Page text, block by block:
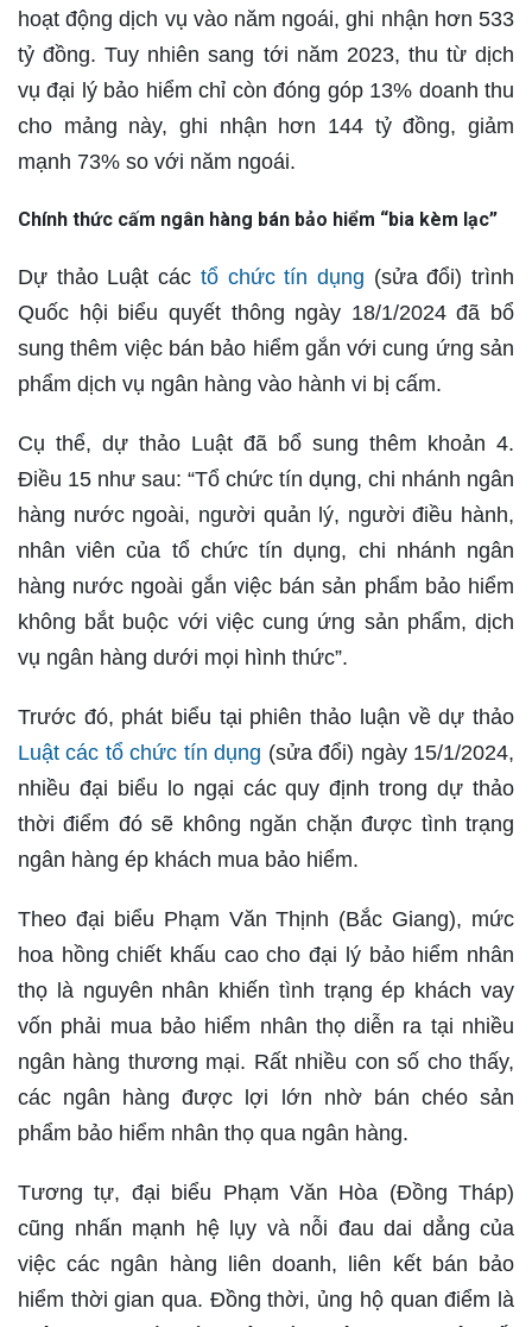
hoạt động dịch vụ vào năm ngoái, ghi nhận hơn 533
tỷ đồng. Tuy nhiên sang tới năm 2023, thu từ dịch
vụ đại lý bảo hiểm chỉ còn đóng góp 13% doanh thu
cho mảng này, ghi nhận hơn 144 tỷ đồng, giảm
mạnh 73% so với năm ngoái.
Chính thức cấm ngân hàng bán bảo hiểm “bia kèm lạc”
Dự thảo Luật các tổ chức tín dụng (sửa đổi) trình
Quốc hội biểu quyết thông ngày 18/1/2024 đã bổ
sung thêm việc bán bảo hiểm gắn với cung ứng sản
phẩm dịch vụ ngân hàng vào hành vi bị cấm.
Cụ thể, dự thảo Luật đã bổ sung thêm khoản 4.
Điều 15 như sau: “Tổ chức tín dụng, chi nhánh ngân
hàng nước ngoài, người quản lý, người điều hành,
nhân viên của tổ chức tín dụng, chi nhánh ngân
hàng nước ngoài gắn việc bán sản phẩm bảo hiểm
không bắt buộc với việc cung ứng sản phẩm, dịch
vụ ngân hàng dưới mọi hình thức”.
Trước đó, phát biểu tại phiên thảo luận về dự thảo
Luật các tổ chức tín dụng (sửa đổi) ngày 15/1/2024,
nhiều đại biểu lo ngại các quy định trong dự thảo
thời điểm đó sẽ không ngăn chặn được tình trạng
ngân hàng ép khách mua bảo hiểm.
Theo đại biểu Phạm Văn Thịnh (Bắc Giang), mức
hoa hồng chiết khấu cao cho đại lý bảo hiểm nhân
thọ là nguyên nhân khiến tình trạng ép khách vay
vốn phải mua bảo hiểm nhân thọ diễn ra tại nhiều
ngân hàng thương mại. Rất nhiều con số cho thấy,
các ngân hàng được lợi lớn nhờ bán chéo sản
phẩm bảo hiểm nhân thọ qua ngân hàng.
Tương tự, đại biểu Phạm Văn Hòa (Đồng Tháp)
cũng nhấn mạnh hệ lụy và nỗi đau dai dẳng của
việc các ngân hàng liên doanh, liên kết bán bảo
hiểm thời gian qua. Đồng thời, ủng hộ quan điểm là